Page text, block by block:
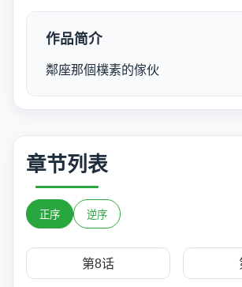
作品简介
鄰座那個樸素的傢伙
章节列表
正序 逆序
第8话